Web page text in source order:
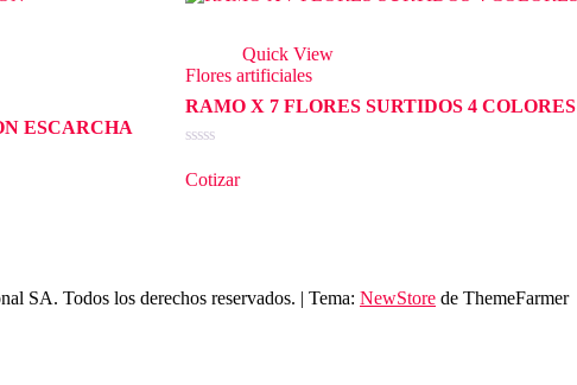
ESCARCHA
Quick View
Flores artificiales
RAMO X 7 FLORES SURTIDOS 4 COLORES
en
0
Cotizar
SA. Todos los derechos reservados. | Tema: NewStore de ThemeFarmer